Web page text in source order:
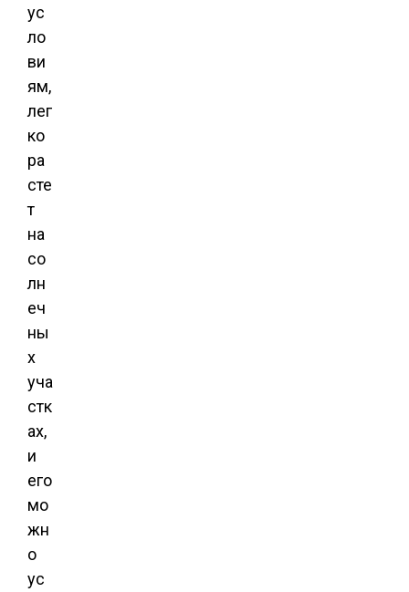
ус
ло
ви
ям,
лег
ко
ра
сте
т
на
со
лн
еч
ны
х
уча
стк
ах,
и
его
мо
жн
о
ус